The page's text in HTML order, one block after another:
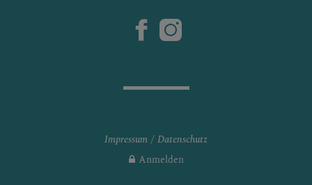
Impressum
Datenschutz
Anmelden